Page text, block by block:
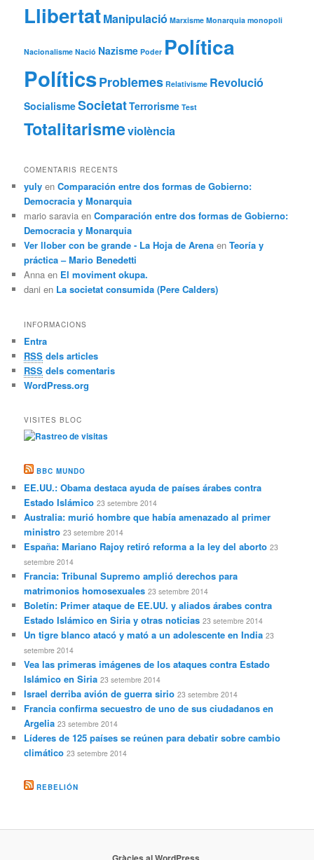
LlibertatManipulació Marxisme Monarquia monopoli
Nacionalisme Nació Nazisme Poder Política
PolíticsProblemes Relativisme Revolució
SocialismeSocietatTerrorisme Test
Totalitarismeviolència
COMENTARIS RECENTS
yuly enComparación entre dos formas de Gobierno:
Democracia y Monarquia
mario saravia enComparación entre dos formas de Gobierno:
Democracia y Monarquia
Ver llober con be grande - La Hoja de Arena enTeoría y
práctica – Mario Benedetti
Anna en El moviment okupa.
dani en La societat consumida (Pere Calders)
INFORMACIONS
Entra
RSS dels articles
RSS dels comentaris
WordPress.org
VISITES BLOC
BBC MUNDO
EE.UU.: Obama destaca ayuda de países árabes contra
Estado Islámico 23 setembre 2014
Australia: murió hombre que había amenazado al primer
ministro 23 setembre 2014
España: Mariano Rajoy retiró reforma a la ley del aborto 23
setembre 2014
Francia: Tribunal Supremo amplió derechos para
matrimonios homosexuales 23 setembre 2014
Boletín: Primer ataque de EE.UU. y aliados árabes contra
Estado Islámico en Siria y otras noticias 23 setembre 2014
Un tigre blanco atacó y mató a un adolescente en India 23
setembre 2014
Vea las primeras imágenes de los ataques contra Estado
Islámico en Siria 23 setembre 2014
Israel derriba avión de guerra sirio 23 setembre 2014
Francia confirma secuestro de uno de sus ciudadanos en
Argelia 23 setembre 2014
Líderes de 125 países se reúnen para debatir sobre cambio
climático 23 setembre 2014
REBELIÓN